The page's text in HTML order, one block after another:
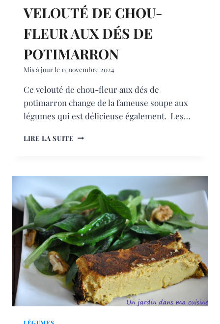
VELOUTÉ DE CHOU-
FLEUR AUX DÉS DE
POTIMARRON
Mis à jour le 17 novembre 2024
Ce velouté de chou-fleur aux dés de
potimarron change de la fameuse soupe aux
légumes qui est délicieuse également. Les…
LIRE LA SUITE VELOUTÉ
AUX
DÉS
DE
POTIMARRON